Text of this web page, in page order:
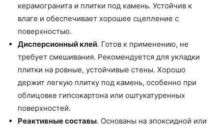
керамогранита и плитки под камень. Устойчив к
влаге и обеспечивает хорошее сцепление с
поверхностью.
Дисперсионный клей. Готов к применению, не
требует смешивания. Рекомендуется для укладки
плитки на ровные, устойчивые стены. Хорошо
держит легкую плитку под камень, особенно при
облицовке гипсокартона или оштукатуренных
поверхностей.
Реактивные составы. Основаны на эпоксидной или